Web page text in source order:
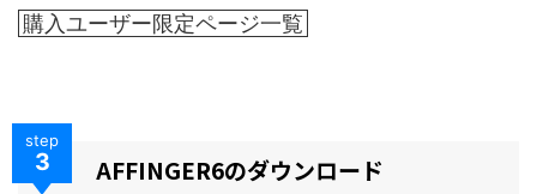
購入ユーザー限定ページ一覧
step
3 AFFINGER6のダウンロード